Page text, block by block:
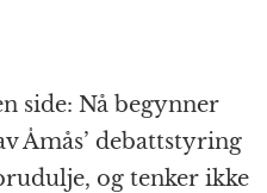
side: Nå begynner
Åmås’ debattstyring
og tenker ikke